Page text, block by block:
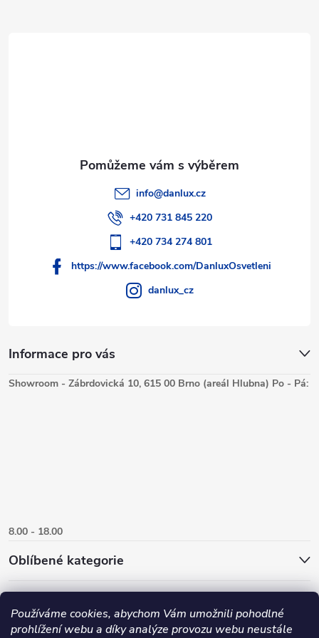
Používáme cookies, abychom Vám umožnili pohodlné
prohlížení webu a díky analýze provozu webu neustále
Informace pro vás
info@danlux.cz
+420 731 845 220
+420 734 274 801
https://www.facebook.com/DanluxOsvetleni
danlux_cz
Showroom - Zábrdovická 10, 615 00 Brno (areál Hlubna) Po - Pá:
8.00 - 18.00
Oblíbené kategorie